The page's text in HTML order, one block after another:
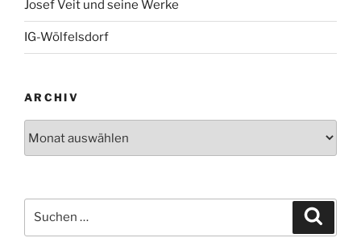
Josef Veit und seine Werke
IG-Wölfelsdorf
ARCHIV
nach: